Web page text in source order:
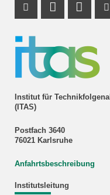
Institut für
(ITAS)
Postfach 3640
76021 Karlsruhe
Anfahrtsbeschreibung
Institutsleitung
Instagram
Profil